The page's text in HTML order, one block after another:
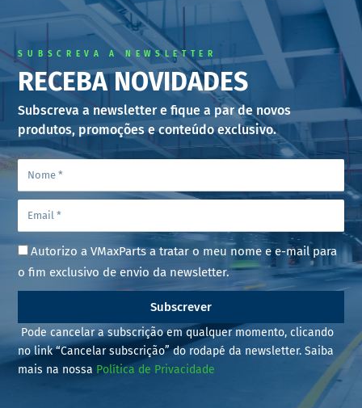
SUBSCREVA A NEWSLETTER
RECEBA NOVIDADES
Subscreva a newsletter e fique a par de novos
produtos, promoções e conteúdo exclusivo.
Autorizo a VMaxParts a tratar o meu nome e e-mail para
o fim exclusivo de envio da newsletter.
Subscrever
Pode cancelar a subscrição em qualquer momento, clicando
no link “Cancelar subscrição” do rodapé da newsletter. Saiba
mais na nossa Política de Privacidade